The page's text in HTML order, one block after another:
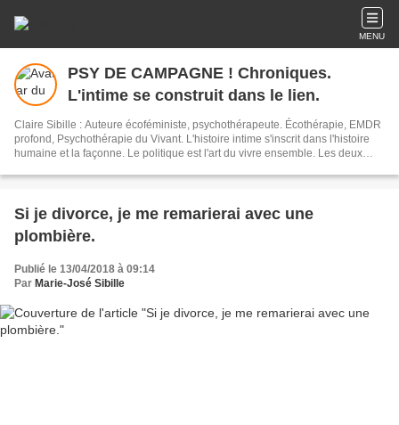
MENU
PSY DE CAMPAGNE ! Chroniques.
L'intime se construit dans le lien.
Claire Sibille : Auteure écoféministe, psychothérapeute. Écothérapie, EMDR
profond, Psychothérapie du Vivant. L'histoire intime s'inscrit dans l'histoire
humaine et la façonne. Le politique est l'art du vivre ensemble. Les deux
du monde. Newsletter : vous recevez mes articles une fois par mois environ.
Si je divorce, je me remarierai avec une
plombière.
Publié le 13/04/2018 à 09:14
Par Marie-José Sibille